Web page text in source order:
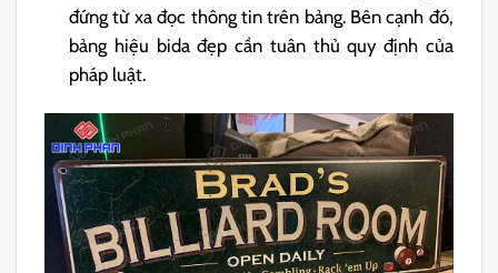
đứng từ xa đọc thông tin trên bảng. Bên cạnh đó,
bảng hiệu bida đẹp cần tuân thủ quy định của
pháp luật.